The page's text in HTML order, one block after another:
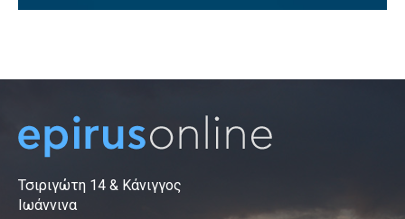
Τσιριγώτη 14 & Κάνιγγος
Ιωάννινα